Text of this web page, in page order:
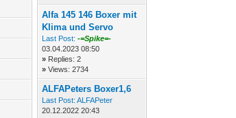
Alfa 145 146 Boxer mit
Klima und Servo
Last Post: -=Spike=-
03.04.2023 08:50
» Replies: 2
»Views: 2734
ALFAPeters Boxer1,6
Last Post: ALFAPeter
20.12.2022 20:43